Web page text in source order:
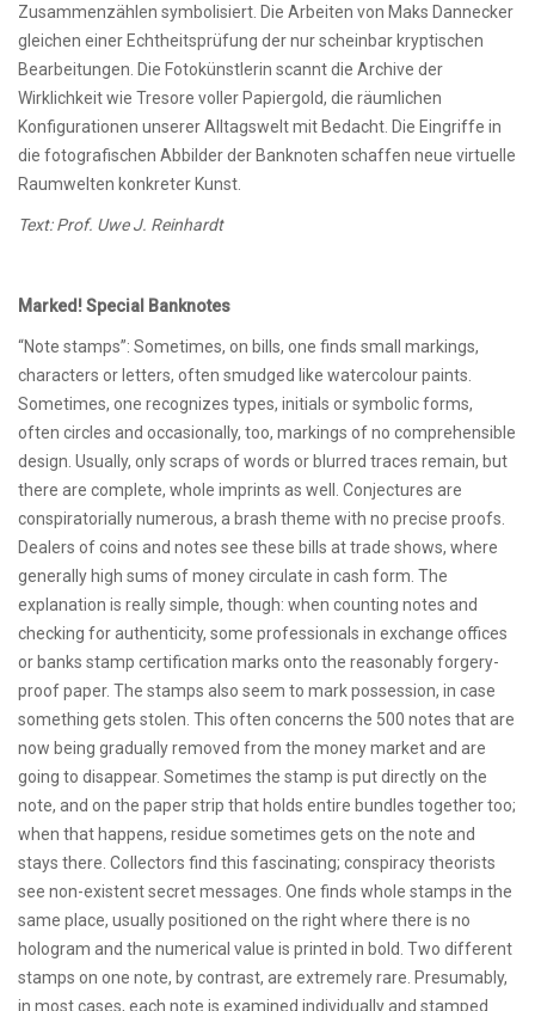
Zusammenzählen symbolisiert. Die Arbeiten von Maks Dannecker
gleichen einer Echtheitsprüfung der nur scheinbar kryptischen
Bearbeitungen. Die Fotokünstlerin scannt die Archive der
Wirklichkeit wie Tresore voller Papiergold, die räumlichen
Konfigurationen unserer Alltagswelt mit Bedacht. Die Eingriffe in
die fotografischen Abbilder der Banknoten schaffen neue virtuelle
Raumwelten konkreter Kunst.
Text: Prof. Uwe J. Reinhardt
Marked! Special Banknotes
“Note stamps”: Sometimes, on bills, one finds small markings,
characters or letters, often smudged like watercolour paints.
Sometimes, one recognizes types, initials or symbolic forms,
often circles and occasionally, too, markings of no comprehensible
design. Usually, only scraps of words or blurred traces remain, but
there are complete, whole imprints as well. Conjectures are
conspiratorially numerous, a brash theme with no precise proofs.
Dealers of coins and notes see these bills at trade shows, where
generally high sums of money circulate in cash form. The
explanation is really simple, though: when counting notes and
checking for authenticity, some professionals in exchange offices
or banks stamp certification marks onto the reasonably forgery-
proof paper. The stamps also seem to mark possession, in case
something gets stolen. This often concerns the 500 notes that are
now being gradually removed from the money market and are
going to disappear. Sometimes the stamp is put directly on the
note, and on the paper strip that holds entire bundles together too;
when that happens, residue sometimes gets on the note and
stays there. Collectors find this fascinating; conspiracy theorists
see non-existent secret messages. One finds whole stamps in the
same place, usually positioned on the right where there is no
hologram and the numerical value is printed in bold. Two different
stamps on one note, by contrast, are extremely rare. Presumably,
in most cases, each note is examined individually and stamped